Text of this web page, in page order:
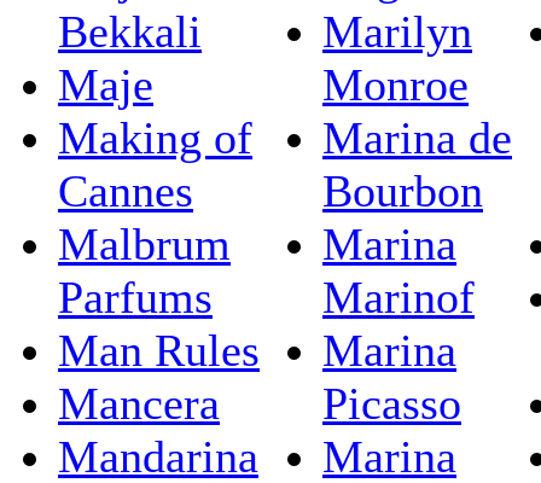
Bekkali
Maje
Making of
Cannes
Malbrum
Parfums
Man Rules
Mancera
Mandarina
Marilyn
Monroe
Marina de
Bourbon
Marina
Marinof
Marina
Picasso
Marina